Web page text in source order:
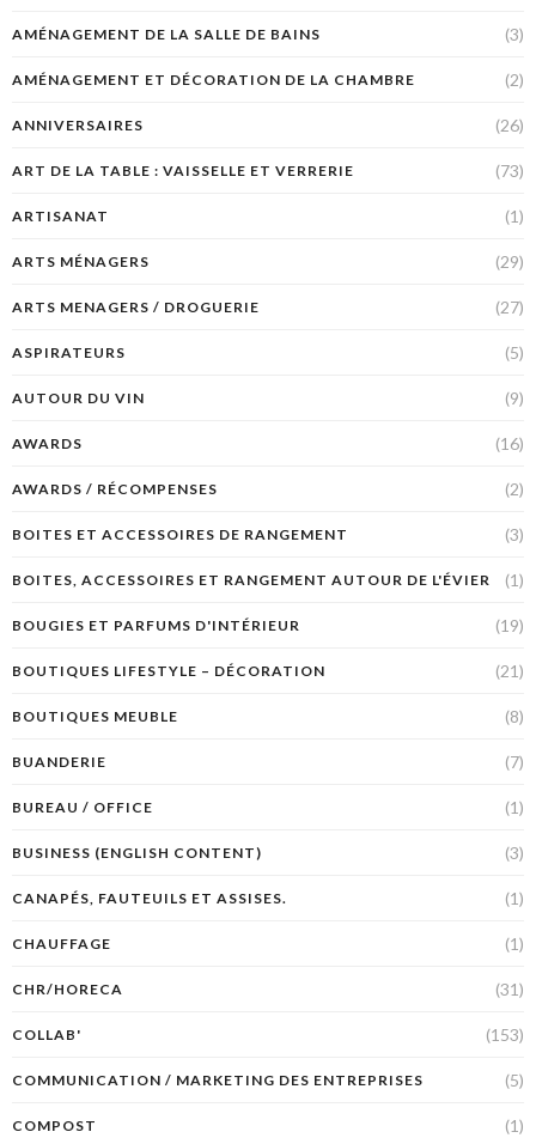
AMÉNAGEMENT DE LA SALLE DE BAINS (3)
AMÉNAGEMENT ET DÉCORATION DE LA CHAMBRE (2)
ANNIVERSAIRES (26)
ART DE LA TABLE : VAISSELLE ET VERRERIE (73)
ARTISANAT (1)
ARTS MÉNAGERS (29)
ARTS MENAGERS / DROGUERIE (27)
ASPIRATEURS (5)
AUTOUR DU VIN (9)
AWARDS (16)
AWARDS / RÉCOMPENSES (2)
BOITES ET ACCESSOIRES DE RANGEMENT (3)
BOITES, ACCESSOIRES ET RANGEMENT AUTOUR DE L'ÉVIER (1)
BOUGIES ET PARFUMS D'INTÉRIEUR (19)
BOUTIQUES LIFESTYLE – DÉCORATION (21)
BOUTIQUES MEUBLE (8)
BUANDERIE (7)
BUREAU / OFFICE (1)
BUSINESS (ENGLISH CONTENT) (3)
CANAPÉS, FAUTEUILS ET ASSISES. (1)
CHAUFFAGE (1)
CHR/HORECA (31)
COLLAB' (153)
COMMUNICATION / MARKETING DES ENTREPRISES (5)
COMPOST (1)